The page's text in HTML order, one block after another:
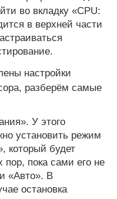
во вкладку «CPU:
в верхней части
настройки
разберём самые
У этого
установить режим
который будет
пор, пока сами его не
«Авто». В
остановка